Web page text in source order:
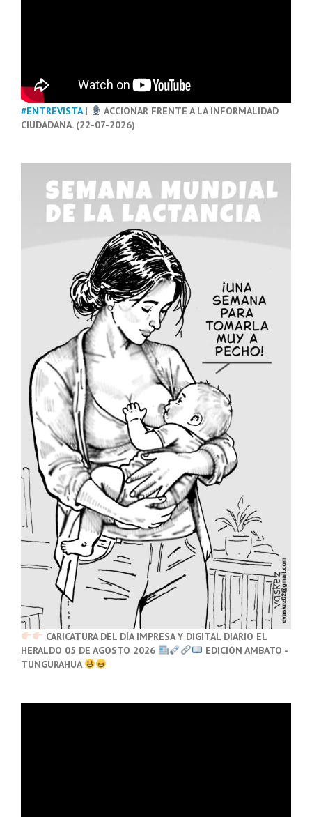
#ENTREVISTA|
ACCIONAR FRENTE A LA INFORMALIDAD
CIUDADANA. (22-07-2026)
CARICATURA DEL DÍA IMPRESA Y DIGITAL DIARIO EL
HERALDO 05 DE AGOSTO 2026
EDICIÓN AMBATO -
TUNGURAHUA